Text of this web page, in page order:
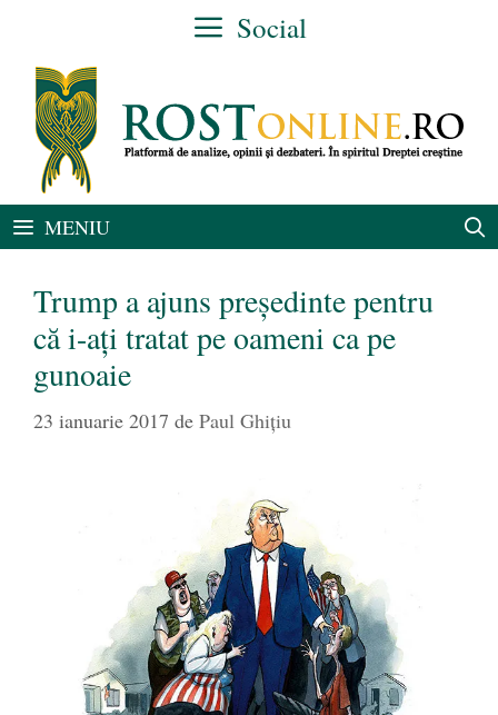
conținut
Social
MENIU
Trump a ajuns preşedinte pentru
că i-aţi tratat pe oameni ca pe
gunoaie
23 ianuarie 2017 de Paul Ghițiu